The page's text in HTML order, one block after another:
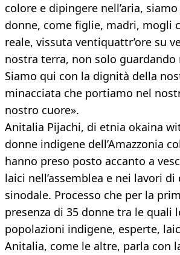
colore e dipingere nell’aria,
donne, come figlie, madri, mogli
reale, vissuta ventiquattr’ore su
nostra terra, non solo guardando
Siamo qui con la dignità della
minacciata che portiamo nel
nostro cuore».
Anitalia Pijachi, di etnia okaina
donne indigene dell’Amazzonia
hanno preso posto accanto a
laici nell’assemblea e nei lavori
sinodale. Processo che per la
presenza di 35 donne tra le quali
popolazioni indigene, esperte,
Anitalia, come le altre, parla con